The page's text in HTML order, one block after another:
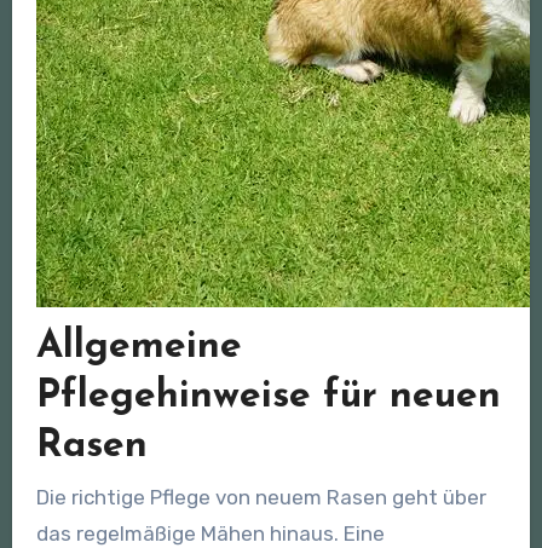
Allgemeine
Pflegehinweise für neuen
Rasen
Die richtige Pflege von neuem Rasen geht über
das regelmäßige Mähen hinaus. Eine